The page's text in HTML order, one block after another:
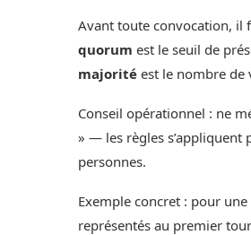
Avant toute convocation, il
quorum est le seuil de
majorité est le nombre de
Conseil opérationnel : ne
» — les règles
personnes.
Exemple concret : pour
représentés au premier